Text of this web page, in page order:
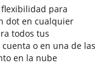
para
dot en cualquier
todos tus
o en una de las
en la nube